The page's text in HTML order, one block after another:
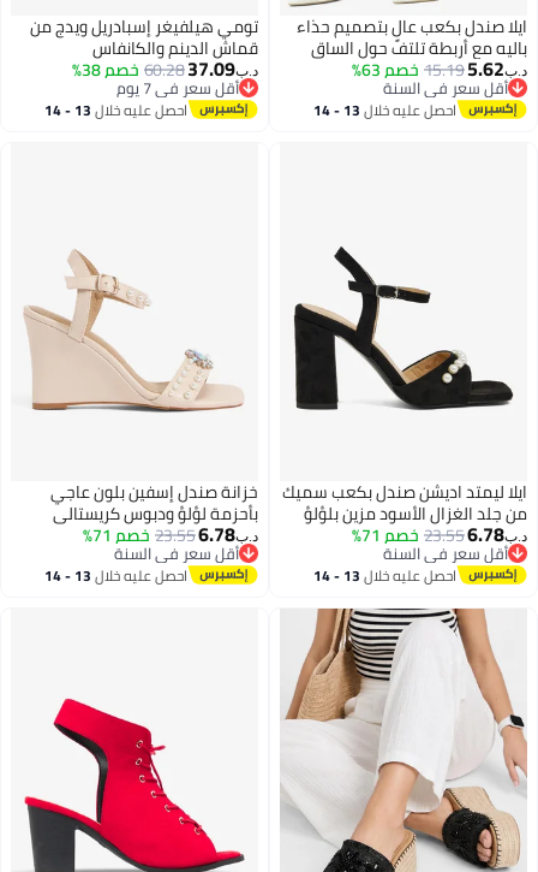
ايلا صندل بكعب عالٍ بتصميم حذاء
باليه مع أربطة تلتف حول الساق
د.ب‏5.62
15.19خصم 63%
أقل سعر في السنة
أقل سعر في السنة
احصل عليه خلال 13 - 14
2
تومي هيلفيغر إسبادريل ويدج من
قماش الدينم والكانفاس
د.ب‏37.09
60.28خصم 38%
أقل سعر في 7 يوم
أقل سعر في 7 يوماحصل عليه خلال 13 - 14
ايلا ليمتد اديشن صندل بكعب سميك
من جلد الغزال الأسود مزين بلؤلؤ
كبير على الحزام الأمامي
د.ب‏6.78
23.55خصم 71%
أقل سعر في السنة
أقل سعر في السنة
احصل عليه خلال 13 - 14
خزانة صندل إسفين بلون عاجي
بأحزمة لؤلؤ ودبوس كريستالي
د.ب‏6.78
23.55خصم 71%
أقل سعر في السنة
أقل سعر في السنة
احصل عليه خلال 13 - 14